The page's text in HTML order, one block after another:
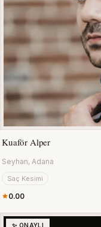
Kuaför Alper
Seyhan, Adana
Saç Kesimi
0.00
✨ ONAYLI